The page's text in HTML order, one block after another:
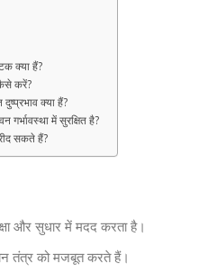
क्या हैं?
करें?
क्या हैं?
में सुरक्षित है?
सकते हैं?
और सुधार में मदद करता है।
तंत्र को मजबूत करते हैं।